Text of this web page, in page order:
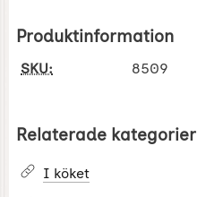
Produktinformation
SKU: 8509
Relaterade kategorier
I köket